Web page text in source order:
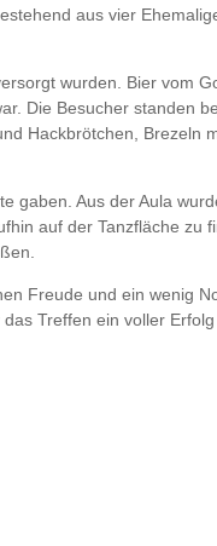
aus vier
wurden. Bier vom
Die Besucher standen
Hackbrötchen, Brezeln
gaben. Aus der Aula
auf der Tanzfläche zu
Freude und ein wenig
Treffen ein voller